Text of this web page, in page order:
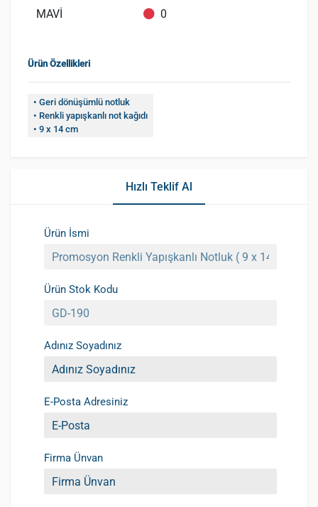
MAVİ 0
Ürün Özellikleri
• Geri dönüşümlü notluk
• Renkli yapışkanlı not kağıdı
• 9 x 14 cm
Hızlı Teklif Al
Ürün İsmi
Ürün Stok Kodu
Adınız Soyadınız
E-Posta Adresiniz
Firma Ünvan